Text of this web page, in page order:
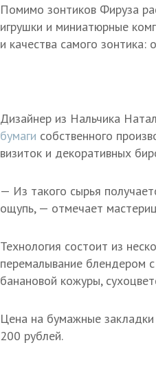
Помимо зонтиков Фируза
игрушки и миниатюрные
и качества самого
Дизайнер из Нальчика
бумаги собственного
визиток и декоративных
— Из такого сырья
ощупь, — отмечает
Технология состоит из
перемалывание блендером
банановой кожуры,
Цена на бумажные
200 рублей.